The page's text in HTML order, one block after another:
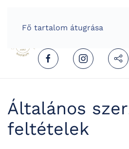
Fő tartalom átugrása
Általános
feltételek